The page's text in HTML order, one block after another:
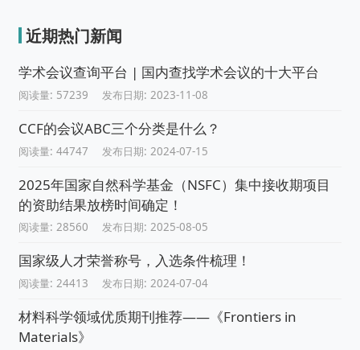
近期热门新闻
学术会议查询平台 | 国内查找学术会议的十大平台
阅读量: 57239 发布日期: 2023-11-08
CCF的会议ABC三个分类是什么？
阅读量: 44747 发布日期: 2024-07-15
2025年国家自然科学基金（NSFC）集中接收期项目
的资助结果放榜时间确定！
阅读量: 28560 发布日期: 2025-08-05
国家级人才荣誉称号，入选条件梳理！
阅读量: 24413 发布日期: 2024-07-04
材料科学领域优质期刊推荐——《Frontiers in
Materials》